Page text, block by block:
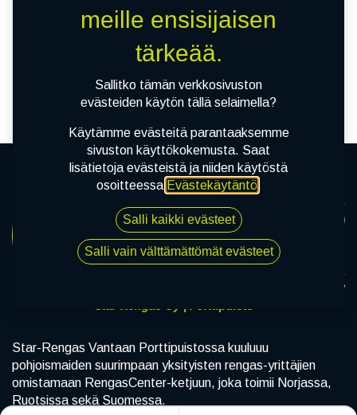
Emme löytäneet yhtään
tuotetta!
Star-Rengas Vantaan Porttipuistossa kuuluuu
pohjoismaiden suurimpaan yksityisten rengas-yrittäjien
omistamaan RengasCenter-ketjuun, joka toimii Norjassa,
Ruotsissa sekä Suomessa.
meille ensisijaisen
tärkeää.
Sallitko tämän verkkosivuston
evästeiden käytön tällä selaimella?
Käytämme evästeitä parantaaksemme
sivuston käyttökokemusta. Saat
lisätietoja evästeistä ja niiden käytöstä
osoitteessa Evästekäytäntö.
Salli kaikki evästeet
Salli vain välttämättömät evästeet